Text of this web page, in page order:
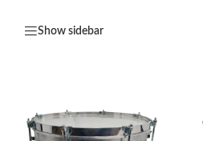
Show sidebar